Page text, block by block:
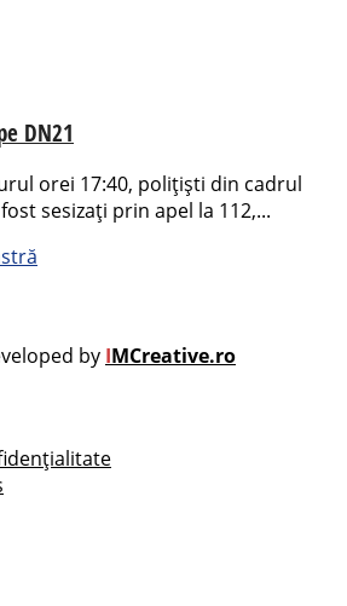
DN21
orei 17:40, polițiști din cadrul
sesizați prin apel la 112,...
by IMCreative.ro